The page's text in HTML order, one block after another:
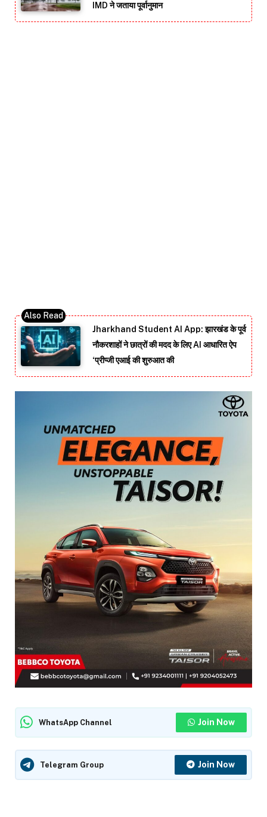
IMD ने जताया पूर्वानुमान
Jharkhand Student AI App: झारखंड के पूर्व
नौकरशाहों ने छात्रों की मदद के लिए AI आधारित ऐप
‘प्रीप्जी एआई की शुरुआत की
WhatsApp Channel Join Now
Telegram Group Join Now